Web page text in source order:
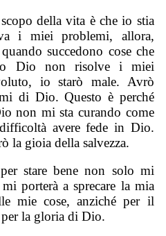
della vita è che io stia
i miei problemi, allora,
succedono cose che
Dio non risolve i miei
io starò male. Avrò
di Dio. Questo è perché
non mi sta curando come
avere fede in Dio.
la gioia della salvezza.
stare bene non solo mi
porterà a sprecare la mia
mie cose, anziché per il
la gloria di Dio.